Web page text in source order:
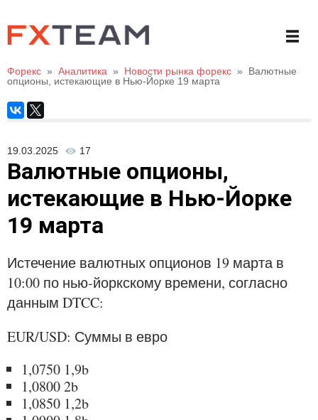
Форекс » Аналитика » Новости рынка форекс »
Валютные
опционы, истекающие в Нью-Йорке 19 марта
19.03.2025 17
Валютные опционы,
истекающие в Нью-Йорке
19 марта
Истечение валютных опционов 19 марта в
10:00 по нью-йоркскому времени, согласно
данным DTCC:
EUR/USD: Суммы в евро
1,0750 1,9b
1,0800 2b
1,0850 1,2b